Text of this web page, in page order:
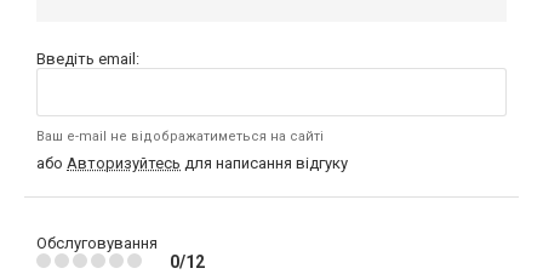
Введіть email:
Ваш e-mail не відображатиметься на сайті
або Авторизуйтесь для написання відгуку
Обслуговування
0/12